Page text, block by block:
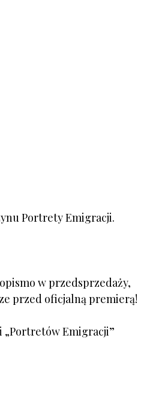
Portrety Emigracji.
w przedsprzedaży,
przed oficjalną premierą!
„Portretów Emigracji”